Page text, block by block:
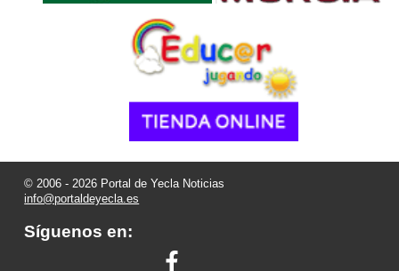
© 2006 - 2026 Portal de Yecla Noticias
info@portaldeyecla.es
Síguenos en: